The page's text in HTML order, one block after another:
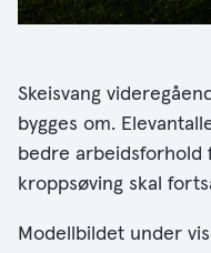
Skeisvang
bygges om.
bedre arbeidsforhold
kroppsøving skal
Modellbildet under